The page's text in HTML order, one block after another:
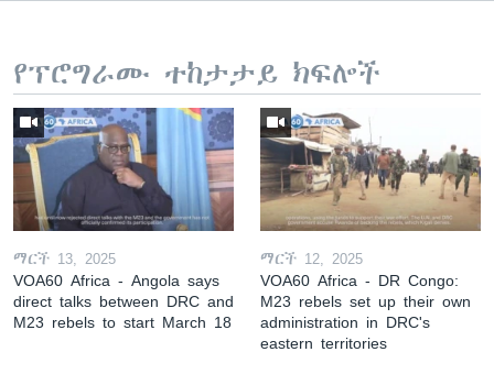
የፕሮግራሙ ተከታታይ ክፍሎች
ማርች 13, 2025
VOA60 Africa - Angola says
direct talks between DRC and
M23 rebels to start March 18
ማርች 12, 2025
VOA60 Africa - DR Congo:
M23 rebels set up their own
administration in DRC's
eastern territories